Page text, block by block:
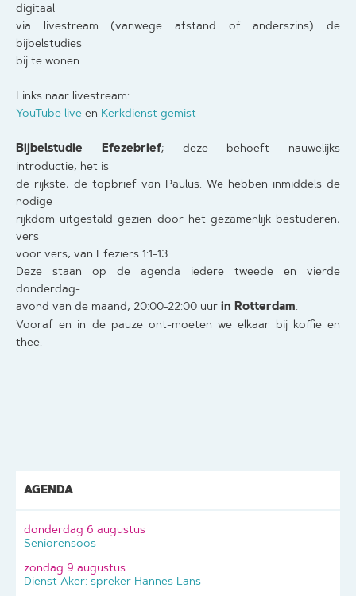
digitaal
via livestream (vanwege afstand of anderszins) de
bijbelstudies
bij te wonen.
Links naar livestream:
YouTube live en Kerkdienst gemist
Bijbelstudie Efezebrief; deze behoeft nauwelijks
introductie, het is
de rijkste, de topbrief van Paulus. We hebben inmiddels de
nodige
rijkdom uitgestald gezien door het gezamenlijk bestuderen,
vers
voor vers, van Efeziërs 1:1-13.
Deze staan op de agenda iedere tweede en vierde
donderdag-
avond van de maand, 20:00-22:00 uur in Rotterdam.
Vooraf en in de pauze ont-moeten we elkaar bij koffie en
thee.
AGENDA
donderdag 6 augustus
Seniorensoos
zondag 9 augustus
Dienst Aker: spreker Hannes Lans